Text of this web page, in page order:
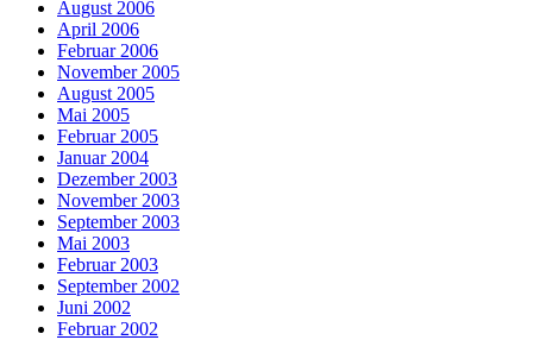
August 2006
April 2006
Februar 2006
November 2005
August 2005
Mai 2005
Februar 2005
Januar 2004
Dezember 2003
November 2003
September 2003
Mai 2003
Februar 2003
September 2002
Juni 2002
Februar 2002